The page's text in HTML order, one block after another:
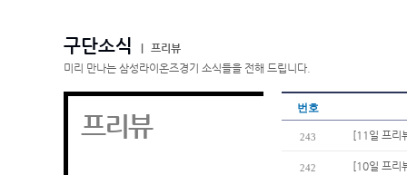
구단소식
프리뷰
미리 만나는 삼성라이온즈경기 소식들을 전해 드립니다.
프리뷰
번호
243 [11일 프리
242 [10일 프리